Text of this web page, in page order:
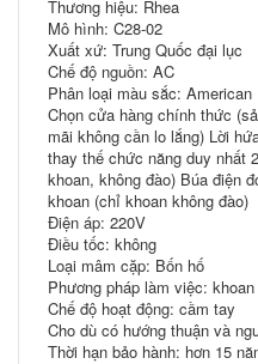
Thương hiệu: Rhea
Mô hình: C28-02
Xuất xứ: Trung Quốc đại lục
Chế độ nguồn: AC
Phân loại màu sắc:
Chọn cửa hàng chính thức
mãi không cần lo lắng) Lời
thay thế chức năng duy nhất
khoan, không đào) Búa điện
khoan (chỉ khoan không đào)
Điện áp: 220V
Điều tốc: không
Loại mâm cặp: Bốn hố
Phương pháp làm việc:
Chế độ hoạt động: cầm tay
Cho dù có hướng thuận và
Thời hạn bảo hành: hơn 15